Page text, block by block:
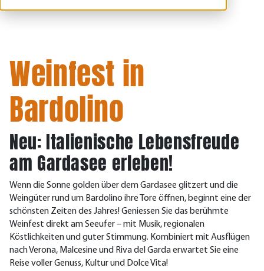
Weinfest in
Bardolino
Neu: Italienische Lebensfreude
am Gardasee erleben!
Wenn die Sonne golden über dem Gardasee glitzert und die
Weingüter rund um Bardolino ihre Tore öffnen, beginnt eine der
schönsten Zeiten des Jahres! Geniessen Sie das berühmte
Weinfest direkt am Seeufer – mit Musik, regionalen
Köstlichkeiten und guter Stimmung. Kombiniert mit Ausflügen
nach Verona, Malcesine und Riva del Garda erwartet Sie eine
Reise voller Genuss, Kultur und Dolce Vita!